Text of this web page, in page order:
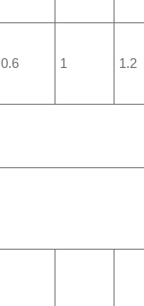
0.6 1 1.2